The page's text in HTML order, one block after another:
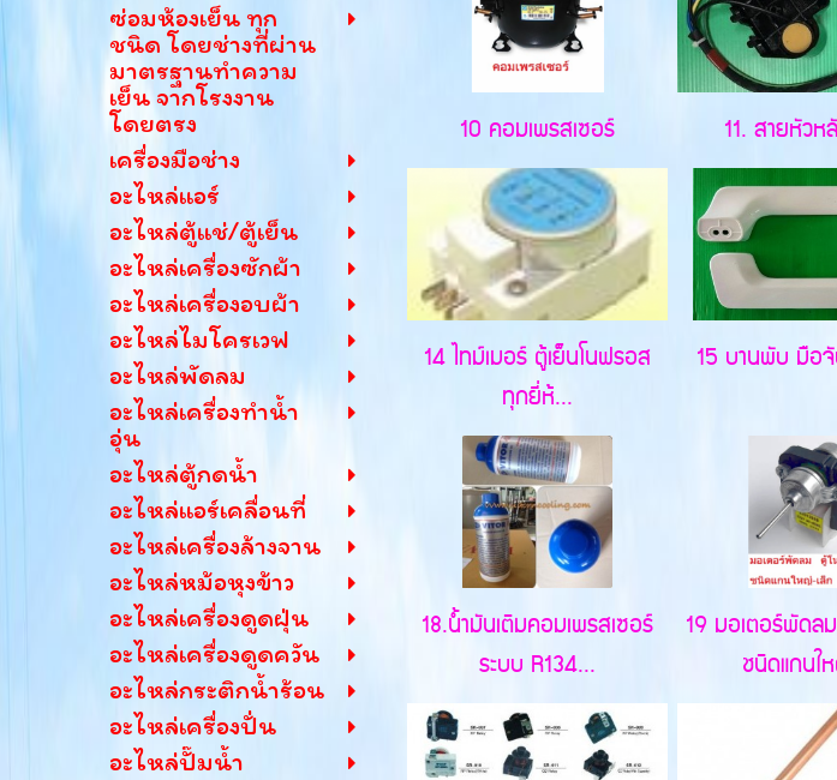
ซ่อมห้องเย็น ทุก
ชนิด โดยช่างที่ผ่าน
มาตรฐานทำความ
เย็น จากโรงงาน
โดยตรง
เครื่องมือช่าง
อะไหล่แอร์
อะไหล่ตู้แช่/ตู้เย็น
อะไหล่เครื่องซักผ้า
อะไหล่เครื่องอบผ้า
อะไหล่ไมโครเวฟ
อะไหล่พัดลม
อะไหล่เครื่องทำน้ำ
อุ่น
อะไหล่ตู้กดน้ำ
อะไหล่แอร์เคลื่อนที่
อะไหล่เครื่องล้างจาน
อะไหล่หม้อหุงข้าว
อะไหล่เครื่องดูดฝุ่น
อะไหล่เครื่องดูดควัน
อะไหล่กระติกน้ำร้อน
อะไหล่เครื่องปั่น
อะไหล่ปั๊มน้ำ
10 คอมเพรสเซอร์ 11. สายหัว
14 ไทม์เมอร์ ตู้เย็นโนฟรอส
ทุกยี่ห้...
15 บานพับ มือ
18.น้ำมันเติมคอมเพรสเซอร์
ระบบ R134...
19 มอเตอร์พัดล
ชนิดแกน